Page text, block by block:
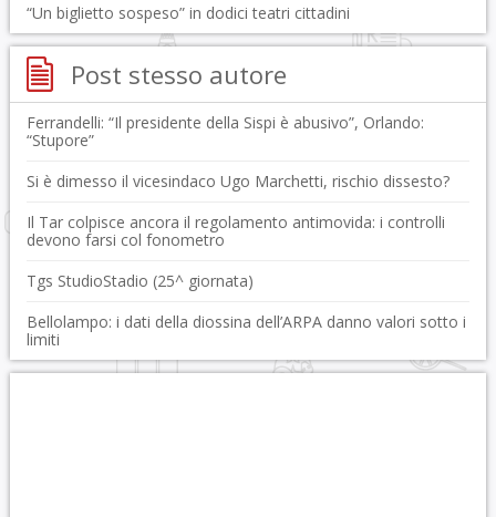
“Un biglietto sospeso” in dodici teatri cittadini
Post stesso autore
Ferrandelli: “Il presidente della Sispi è abusivo”, Orlando:
“Stupore”
Si è dimesso il vicesindaco Ugo Marchetti, rischio dissesto?
Il Tar colpisce ancora il regolamento antimovida: i controlli
devono farsi col fonometro
Tgs StudioStadio (25^ giornata)
Bellolampo: i dati della diossina dell’ARPA danno valori sotto i
limiti